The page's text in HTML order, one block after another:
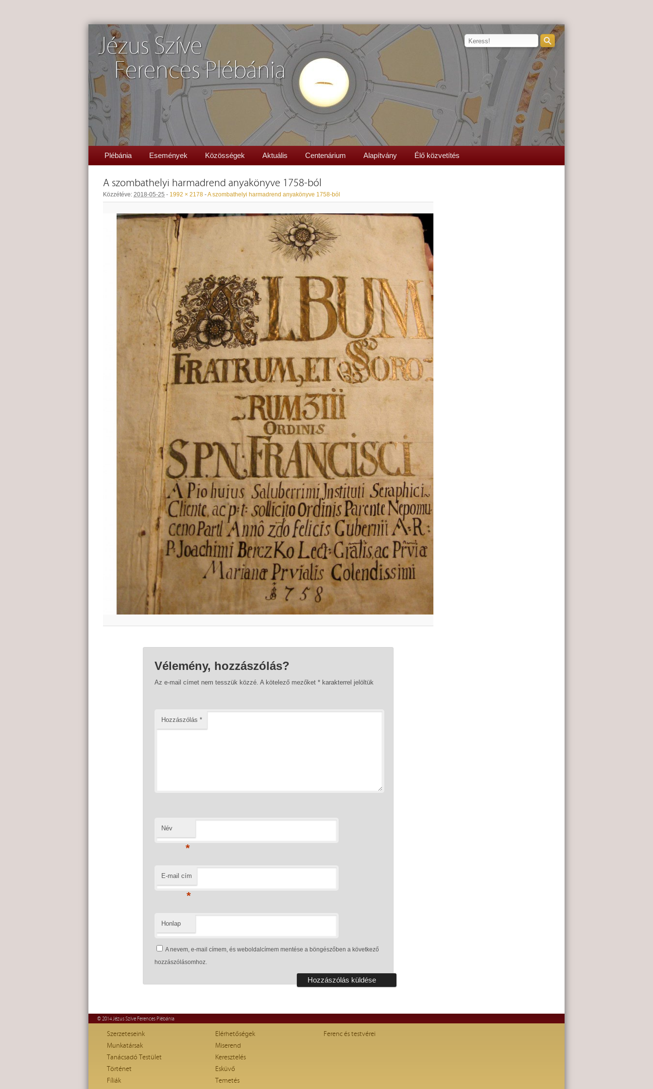
Jézus Szíve
Ferences Plébánia
Plébánia Események Közösségek Aktuális Centenárium Alapítvány Élő közvetítés
A szombathelyi harmadrend anyakönyve 1758-ból
Közzétéve: 2018-05-25 - 1992 × 2178 -A szombathelyi harmadrend anyakönyve 1758-ból
Vélemény, hozzászólás?
Az e-mail címet nem tesszük közzé. A kötelező mezőket *karakterrel jelöltük
Hozzászólás *
Név
*
E-mail cím
*
Honlap
A nevem, e-mail címem, és weboldalcímem mentése a böngészőben a következő
hozzászólásomhoz.
© 2014 Jézus Szíve Ferences Plébánia
Szerzeteseink
Munkatársak
Tanácsadó Testület
Történet
Fíliák
Elérhetőségek
Miserend
Keresztelés
Esküvő
Temetés
Ferenc és testvérei